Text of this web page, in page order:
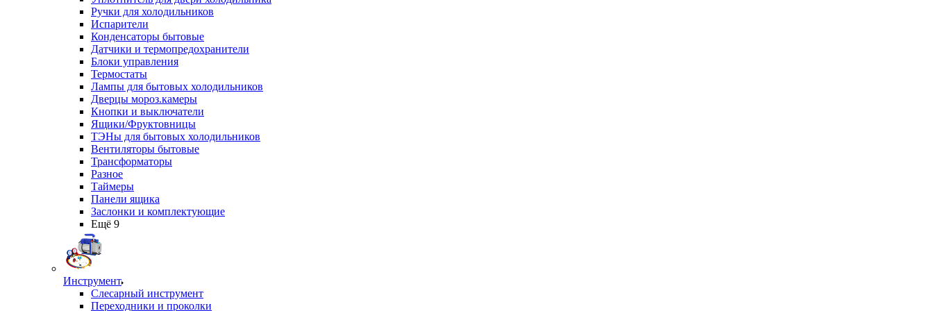
Ручки для холодильников
Испарители
Конденсаторы бытовые
Датчики и термопредохранители
Блоки управления
Термостаты
Лампы для бытовых холодильников
Дверцы мороз.камеры
Кнопки и выключатели
Ящики/Фруктовницы
ТЭНы для бытовых холодильников
Вентиляторы бытовые
Трансформаторы
Разное
Таймеры
Панели ящика
Заслонки и комплектующие
Ещё 9
Инструмент
Слесарный инструмент
Переходники и проколки